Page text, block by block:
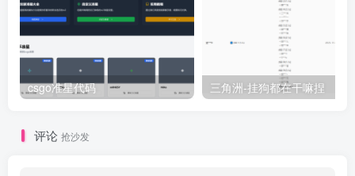
csgo准星代码 三角洲-挂狗都在干嘛捏
评论 抢沙发